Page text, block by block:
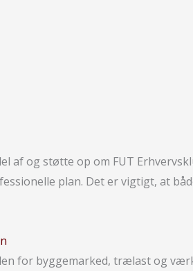
og støtte op om FUT
plan. Det er vigtigt, at
for byggemarked, trælast og